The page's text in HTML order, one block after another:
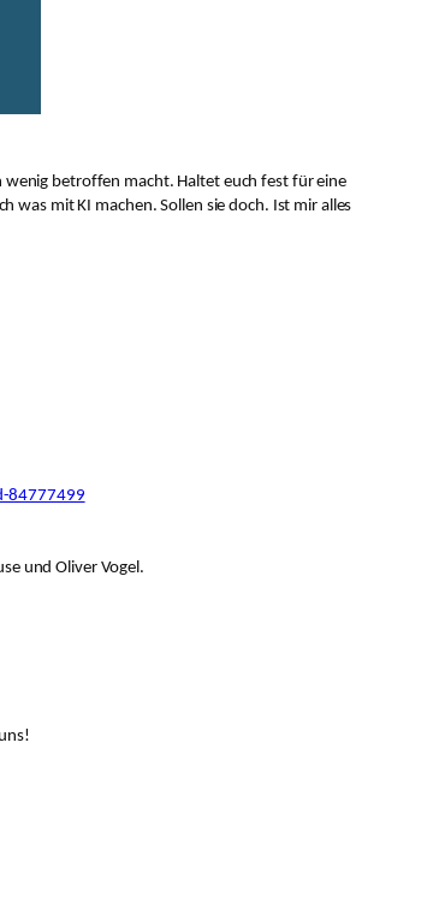
wenig betroffen macht. Haltet euch fest für eine
was mit KI machen. Sollen sie doch. Ist mir alles
84777499
und Oliver Vogel.